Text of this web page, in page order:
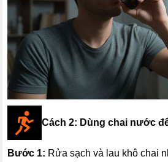
Cách 2: Dùng chai nước
Bước 1: Rửa sạch và lau khô chai